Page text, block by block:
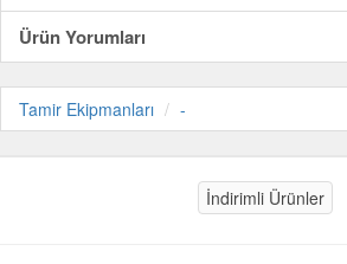
Ürün Yorumları
Tamir Ekipmanları -
İndirimli Ürünler